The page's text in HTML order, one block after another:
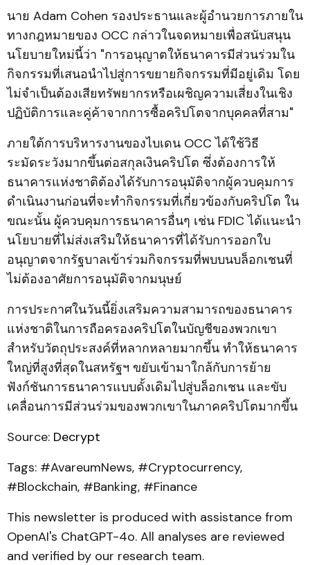
นาย Adam Cohen รองประธานและผู้อำนวยการภายใน
ทางกฎหมายของ OCC กล่าวในจดหมายเพื่อสนับสนุน
นโยบายใหม่นี้ว่า "การอนุญาตให้ธนาคารมีส่วนร่วมใน
กิจกรรมที่เสนอนำไปสู่การขยายกิจกรรมที่มีอยู่เดิม โดย
ไม่จำเป็นต้องเสียทรัพยากรหรือเผชิญความเสี่ยงในเชิง
ปฏิบัติการและคู่ค้าจากการซื้อคริปโตจากบุคคลที่สาม"
ภายใต้การบริหารงานของไบเดน OCC ได้ใช้วิธี
ระมัดระวังมากขึ้นต่อสกุลเงินคริปโต ซึ่งต้องการให้
ธนาคารแห่งชาติต้องได้รับการอนุมัติจากผู้ควบคุมการ
ดำเนินงานก่อนที่จะทำกิจกรรมที่เกี่ยวข้องกับคริปโต ใน
ขณะนั้น ผู้ควบคุมการธนาคารอื่นๆ เช่น FDIC ได้แนะนำ
นโยบายที่ไม่ส่งเสริมให้ธนาคารที่ได้รับการออกใบ
อนุญาตจากรัฐบาลเข้าร่วมกิจกรรมที่พบบนบล็อกเชนที่
ไม่ต้องอาศัยการอนุมัติจากมนุษย์
การประกาศในวันนี้ยิ่งเสริมความสามารถของธนาคาร
แห่งชาติในการถือครองคริปโตในบัญชีของพวกเขา
สำหรับวัตถุประสงค์ที่หลากหลายมากขึ้น ทำให้ธนาคาร
ใหญ่ที่สูงที่สุดในสหรัฐฯ ขยับเข้ามาใกล้กับการย้าย
ฟังก์ชันการธนาคารแบบดั้งเดิมไปสู่บล็อกเชน และขับ
เคลื่อนการมีส่วนร่วมของพวกเขาในภาคคริปโตมากขึ้น
Source: Decrypt
Tags: #AvareumNews, #Cryptocurrency,
#Blockchain, #Banking, #Finance
This newsletter is produced with assistance from
OpenAI's ChatGPT-4o. All analyses are reviewed
and verified by our research team.